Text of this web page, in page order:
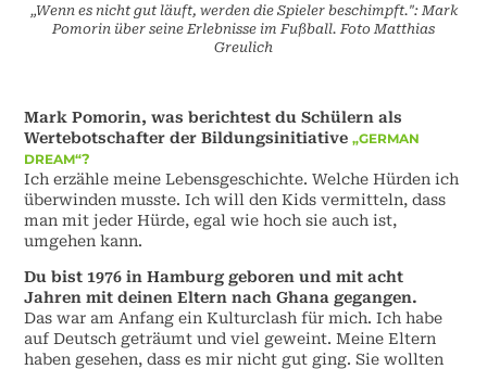
„Wenn es nicht gut läuft, werden die Spieler beschimpft.": Mark
Pomorin über seine Erlebnisse im Fußball. Foto Matthias
Greulich
Mark Pomorin, was berichtest du Schülern als
Wertebotschafter der Bildungsinitiative„GERMAN
DREAM“?
Ich erzähle meine Lebensgeschichte. Welche Hürden ich
überwinden musste. Ich will den Kids vermitteln, dass
man mit jeder Hürde, egal wie hoch sie auch ist,
umgehen kann.
Du bist 1976 in Hamburg geboren und mit acht
Jahren mit deinen Eltern nach Ghana gegangen.
Das war am Anfang ein Kulturclash für mich. Ich habe
auf Deutsch geträumt und viel geweint. Meine Eltern
haben gesehen, dass es mir nicht gut ging. Sie wollten